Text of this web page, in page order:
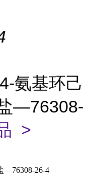
氨基环己
—76308-
>
—76308-26-4